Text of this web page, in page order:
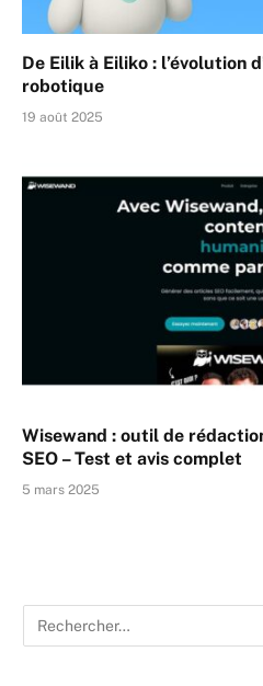
De Eilik à Eiliko : l’évolution
robotique
19 août 2025
Wisewand : outil de
SEO – Test et avis complet
5 mars 2025